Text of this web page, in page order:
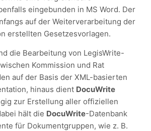
eingebunden in MS Word. Der
auf der Weiterverarbeitung der
erstellten Gesetzesvorlagen.
die Bearbeitung von LegisWrite-
Kommission und Rat
auf der Basis der XML-basierten
hinaus dient DocuWrite
zur Erstellung aller offiziellen
hält die DocuWrite-Datenbank
für Dokumentgruppen, wie z. B.